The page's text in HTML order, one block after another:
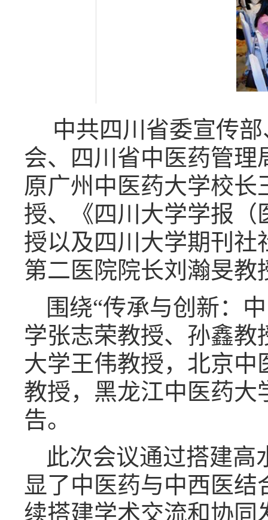
中共四川省委宣传
会、四川省中医药管
原广州中医药大学校
授、《四川大学学报
授以及四川大学期刊
第二医院院长刘瀚旻教
围绕“传承与创新：
学张志荣教授、孙鑫
大学王伟教授，北京
教授，黑龙江中医药大
告。
此次会议通过搭建高
显了中医药与中西医
续搭建学术交流和协同